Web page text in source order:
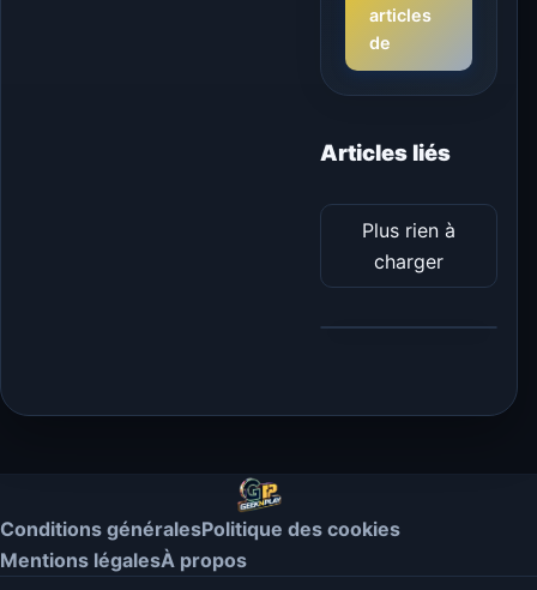
articles
de
Articles liés
Plus rien à
charger
Conditions généralesPolitique des cookies
Mentions légalesÀ propos